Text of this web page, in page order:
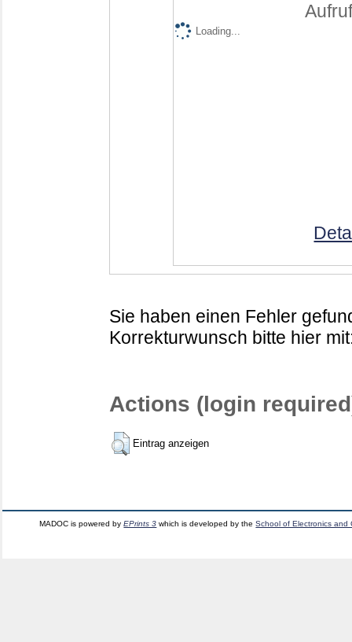
Loading...
Sie haben einen Fehler
Korrekturwunsch bitte hier
Actions (login
Eintrag anzeigen
MADOC is powered byEPrints 3 which is developed by theSchool of Electronics and